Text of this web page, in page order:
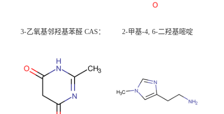
3-乙氧基邻羟基苯醛 CAS：
校可先用后付
2-甲基-4, 6-二羟基嘧啶